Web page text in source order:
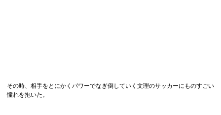
その時、相手をとにかくパワーでなぎ倒していく文理のサッカーにものすごい
憧れを抱いた。